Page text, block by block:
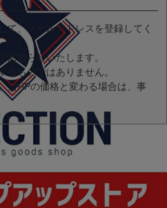
て、メールアドレスを登録してく
お知らせいたします。
るものではありません。
当HPの価格と変わる場合は、事